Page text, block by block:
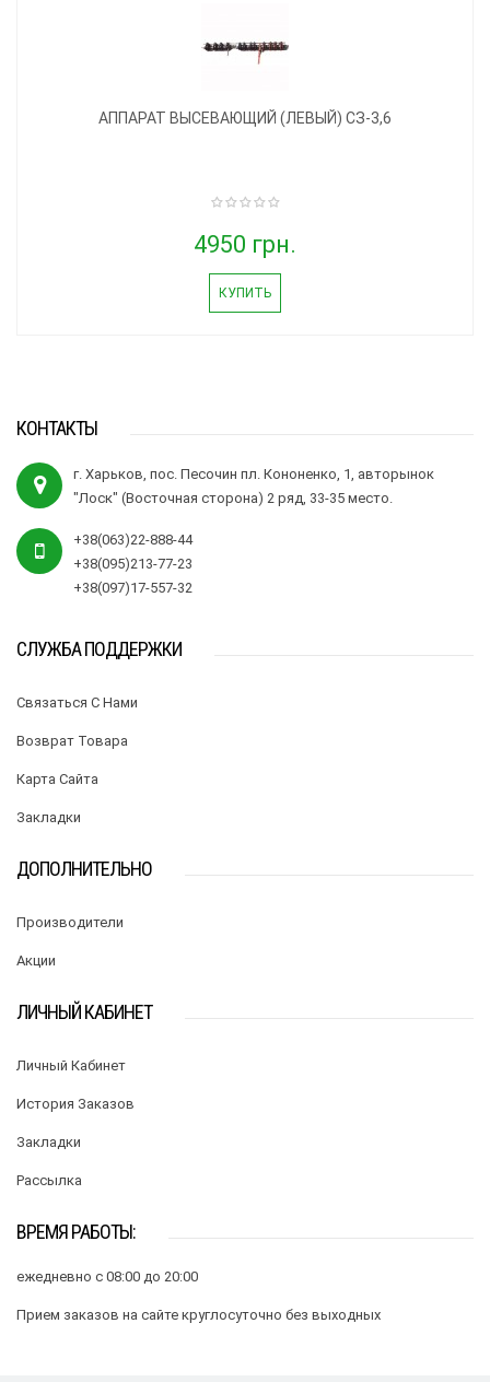
АППАРАТ ВЫСЕВАЮЩИЙ (ЛЕВЫЙ) СЗ-3,6
4950 грн.
КУПИТЬ
КОНТАКТЫ
г. Харьков, пос. Песочин пл. Кононенко, 1, авторынок
"Лоск" (Восточная сторона) 2 ряд, 33-35 место.
+38(063)22-888-44
+38(095)213-77-23
+38(097)17-557-32
СЛУЖБА ПОДДЕРЖКИ
Связаться С Нами
Возврат Товара
Карта Сайта
Закладки
ДОПОЛНИТЕЛЬНО
Производители
Акции
ЛИЧНЫЙ КАБИНЕТ
Личный Кабинет
История Заказов
Закладки
Рассылка
ВРЕМЯ РАБОТЫ:
ежедневно с 08:00 до 20:00
Прием заказов на сайте круглосуточно без выходных